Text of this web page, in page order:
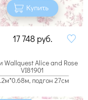
Купить
17 748 руб.
Wallquest Alice and Rose
VI81901
подгон 27см